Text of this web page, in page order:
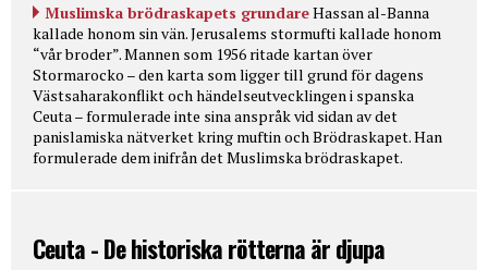
Muslimska brödraskapets grundareHassan al-Banna
kallade honom sin vän. Jerusalems stormufti kallade honom
“vår broder”. Mannen som 1956 ritade kartan över
Stormarocko – den karta som ligger till grund för dagens
Västsaharakonflikt och händelseutvecklingen i spanska
Ceuta – formulerade inte sina anspråk vid sidan av det
panislamiska nätverket kring muftin och Brödraskapet. Han
formulerade dem inifrån det Muslimska brödraskapet.
Ceuta - De historiska rötterna är djupa